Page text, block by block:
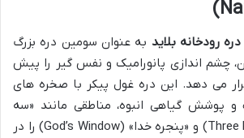
دره رودخانه بلاید به عنوان سومین دره بزرگ
چشم اندازی پانورامیک و نفس گیر را پیش
می دهد. این دره غول پیکر با صخره های
و پوشش گیاهی انبوه، مناطقی مانند «سه
رونداول» (Three Rondavels) و «پنجره خدا» (God’s Window) را در